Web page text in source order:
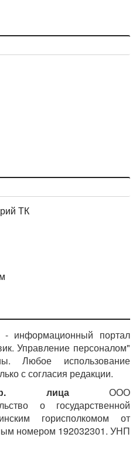
ТК
- информационный портал
Управление персоналом"
Любое использование
с согласия редакции.
лицаООО
о государственной
горисполкомом от
номером 192032301. УНП